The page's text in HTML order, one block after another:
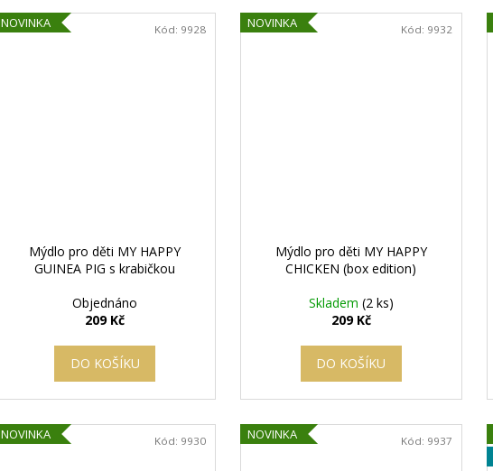
NOVINKA
Mýdlo pro děti MY HAPPY
GUINEA PIG s krabičkou
Objednáno
209 Kč
DO KOŠÍKU
Kód: 9928 NOVINKA
Mýdlo pro děti MY HAPPY
CHICKEN (box edition)
Skladem (2 ks)
209 Kč
DO KOŠÍKU
Kód: 9932
NOVINKA Kód: 9930 NOVINKA Kód: 9937